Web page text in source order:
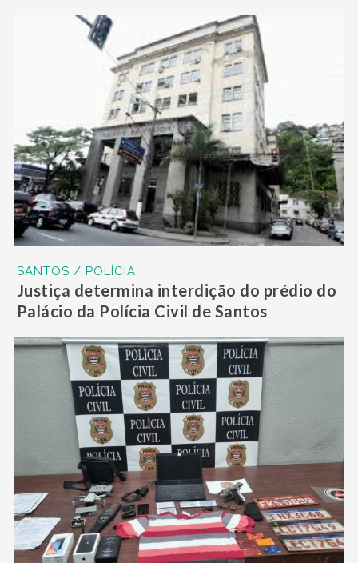
SANTOS / POLÍCIA
Justiça determina interdição do prédio do
Palácio da Polícia Civil de Santos